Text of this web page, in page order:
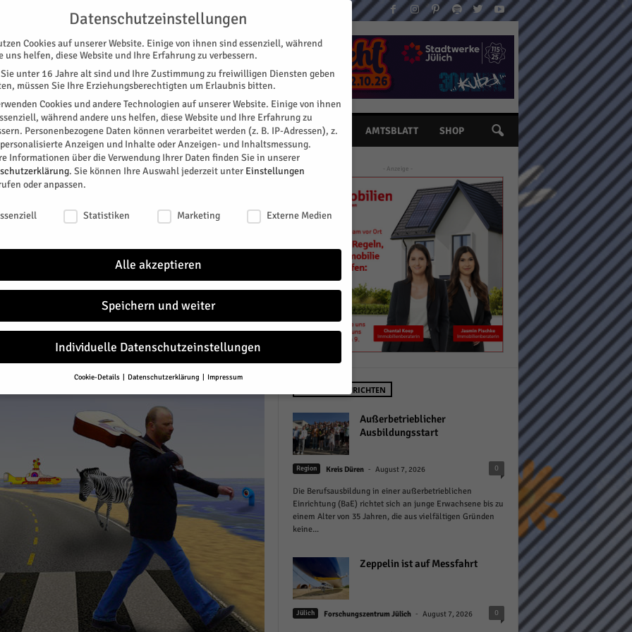
KONTAKT IMPRESSUM
SPEZIAL E-PAPER KINO GALERIE TERMINE AMTSBLATT SHOP
musikalisch das 18. NoiseLess Jahr. Sie
dreimal hat das Duo aus Düren die NoiseLess
- Anzeige -
NEUSTE NACHRICHTEN
Außerbetrieblicher
Ausbildungsstart
Region Kreis Düren - August 7, 2026 0
Die Berufsausbildung in einer außerbetrieblichen
Einrichtung (BaE) richtet sich an junge Erwachsene bis zu
einem Alter von 35 Jahren, die aus vielfältigen Gründen
keine...
Zeppelin ist auf Messfahrt
Jülich Forschungszentrum Jülich - August 7, 2026 0
Datenschutzeinstellungen
Cookies auf unserer Website. Einige von ihnen sind essenziell, während
uns helfen, diese Website und Ihre Erfahrung zu verbessern.
unter 16 Jahre alt sind und Ihre Zustimmung zu freiwilligen Diensten geben
müssen Sie Ihre Erziehungsberechtigten um Erlaubnis bitten.
Cookies und andere Technologien auf unserer Website. Einige von ihnen
während andere uns helfen, diese Website und Ihre Erfahrung zu
Personenbezogene Daten können verarbeitet werden (z. B. IP-Adressen), z.
Anzeigen und Inhalte oder Anzeigen- und Inhaltsmessung.
Informationen über die Verwendung Ihrer Daten finden Sie in unserer
. Sie können Ihre Auswahl jederzeit unter Einstellungen
oder anpassen.
Statistiken Marketing Externe Medien
Alle akzeptieren
Speichern und weiter
Individuelle Datenschutzeinstellungen
Cookie-Details Datenschutzerklärung Impressum
Datenschutzeinstellungen
Sie unter 16 Jahre alt sind und Ihre Zustimmung zu freiwilligen Diensten geben
müssen Sie Ihre Erziehungsberechtigten um Erlaubnis bitten.
Cookies und andere Technologien auf unserer Website. Einige von ihnen
während andere uns helfen, diese Website und Ihre Erfahrung zu
Personenbezogene Daten können verarbeitet werden (z. B. IP-Adressen), z.
Anzeigen und Inhalte oder Anzeigen- und Inhaltsmessung.
Informationen über die Verwendung Ihrer Daten finden Sie in unserer
Sie eine Übersicht über alle verwendeten Cookies. Sie können Ihre
zu ganzen Kategorien geben oder sich weitere Informationen anzeigen
und so nur bestimmte Cookies auswählen.
akzeptieren
und weiter
Zurück